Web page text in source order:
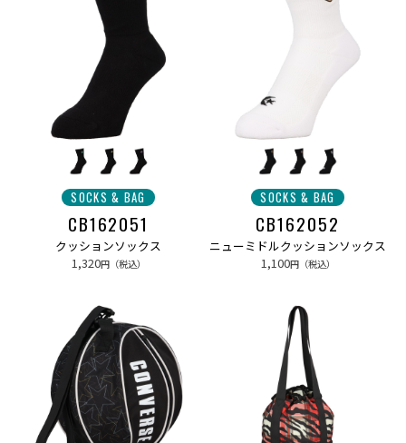
SOCKS & BAG
CB162051
クッションソックス
1,320円（税込）
SOCKS & BAG
CB162052
ニューミドルクッションソックス
1,100円（税込）